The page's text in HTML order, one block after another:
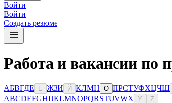
Войти
Войти
Создать резюме
Работа и вакансии по
АБВГДЕ Ё ЖЗИ Й КЛМН О ПРСТУФХЦЧШ
ABCDEFGHIJKLMNOPQRSTUVWX Y Z